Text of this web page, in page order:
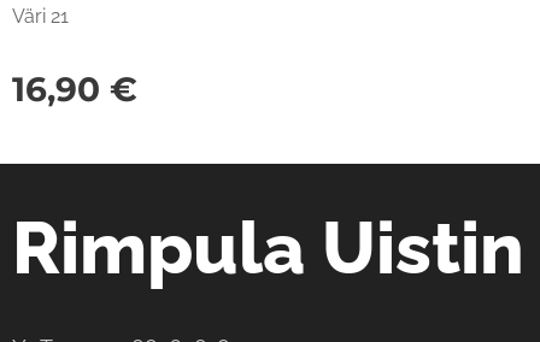
Väri 21
16,90 €
Rimpula Uistin